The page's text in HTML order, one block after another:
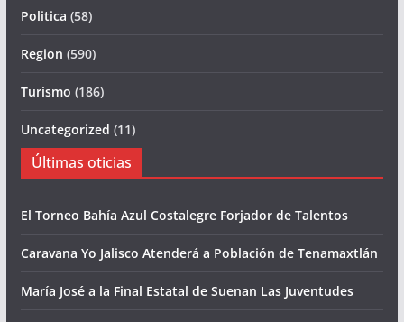
Politica (58)
Region (590)
Turismo (186)
Uncategorized (11)
Últimas oticias
El Torneo Bahía Azul Costalegre Forjador de Talentos
Caravana Yo Jalisco Atenderá a Población de Tenamaxtlán
María José a la Final Estatal de Suenan Las Juventudes